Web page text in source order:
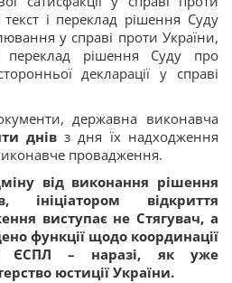
і переклад рішення Суду
у справі проти України,
переклад рішення Суду про
декларації у справі
державна виконавча
днівз дня їх надходження
провадження.
від виконання рішення
ініціатором відкриття
виступає не Стягувач, а
функції щодо координації
ЄСПЛ – наразі, як уже
юстиції України.